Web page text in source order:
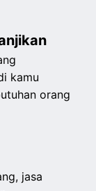
kamu
orang
jasa